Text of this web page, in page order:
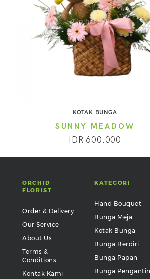
KOTAK BUNGA
SUNNY MEADOW
IDR 600.000
ORCHID
FLORIST
Order & Delivery
Our Service
About Us
Terms &
Conditions
Kontak Kami
KATEGORI
Hand Bouquet
Bunga Meja
Kotak Bunga
Bunga Berdiri
Bunga Papan
Bunga Pengantin